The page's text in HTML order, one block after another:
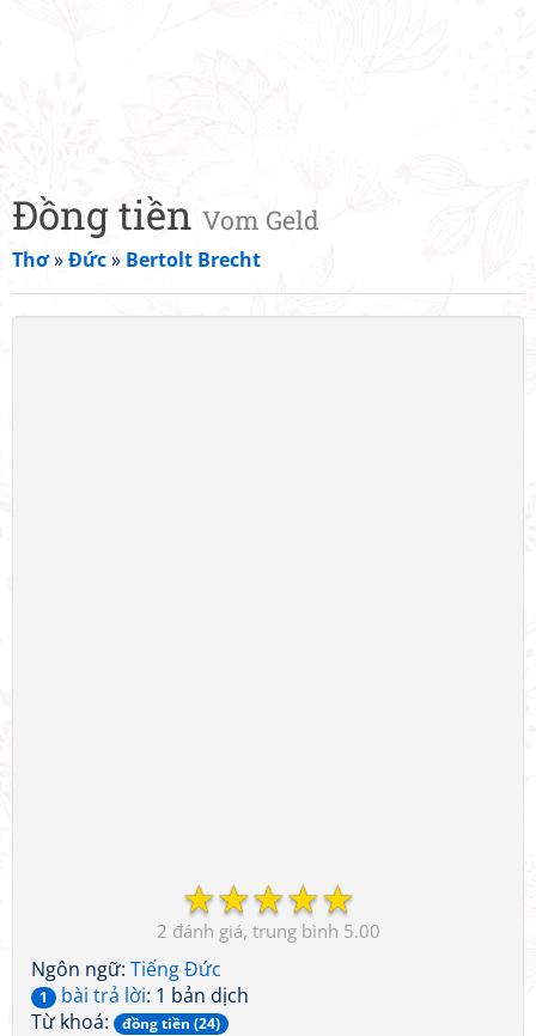
Đồng tiền Vom Geld
Thơ»Đức» Bertolt Brecht
☆
☆
☆
☆
☆
2 5.00
Ngôn ngữ: Tiếng Đức
1 bài trả lời: 1 bản dịch
Từ khoá:
đồng tiền (24)